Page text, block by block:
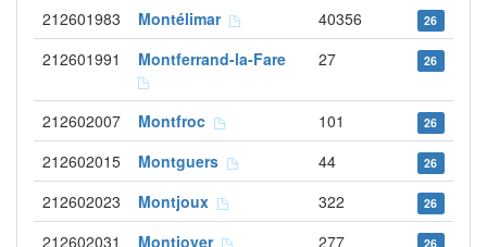
212601983 Montélimar 40356 26
212601991 Montferrand-la-Fare 27 26
212602007 Montfroc 101 26
212602015 Montguers 44 26
212602023 Montjoux 322 26
212602031 Montjoyer 277 26